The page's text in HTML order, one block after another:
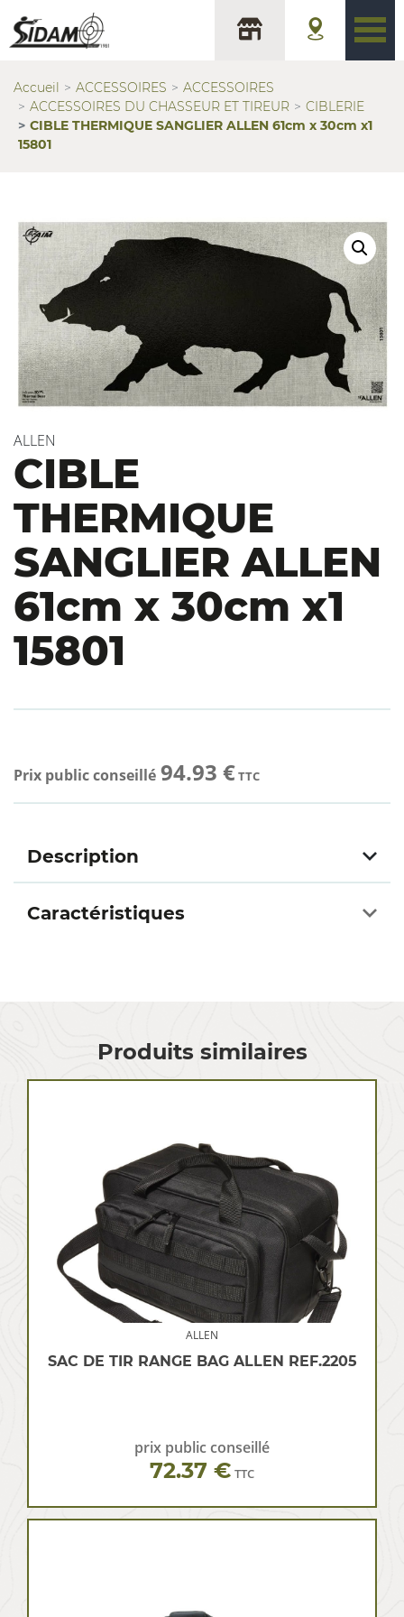
Accueil ACCESSOIRES
ACCESSOIRES
ACCESSOIRES DU CHASSEUR ET TIREUR
CIBLERIE
CIBLE THERMIQUE SANGLIER ALLEN 61cm x 30cm x1
15801
ALLEN
CIBLE
THERMIQUE
SANGLIER ALLEN
61cm x 30cm x1
15801
Prix public conseillé 94.93 €TTC
Description
Caractéristiques
Produits similaires
ALLEN
SAC DE TIR RANGE BAG ALLEN REF.2205
prix public conseillé
72.37 € TTC